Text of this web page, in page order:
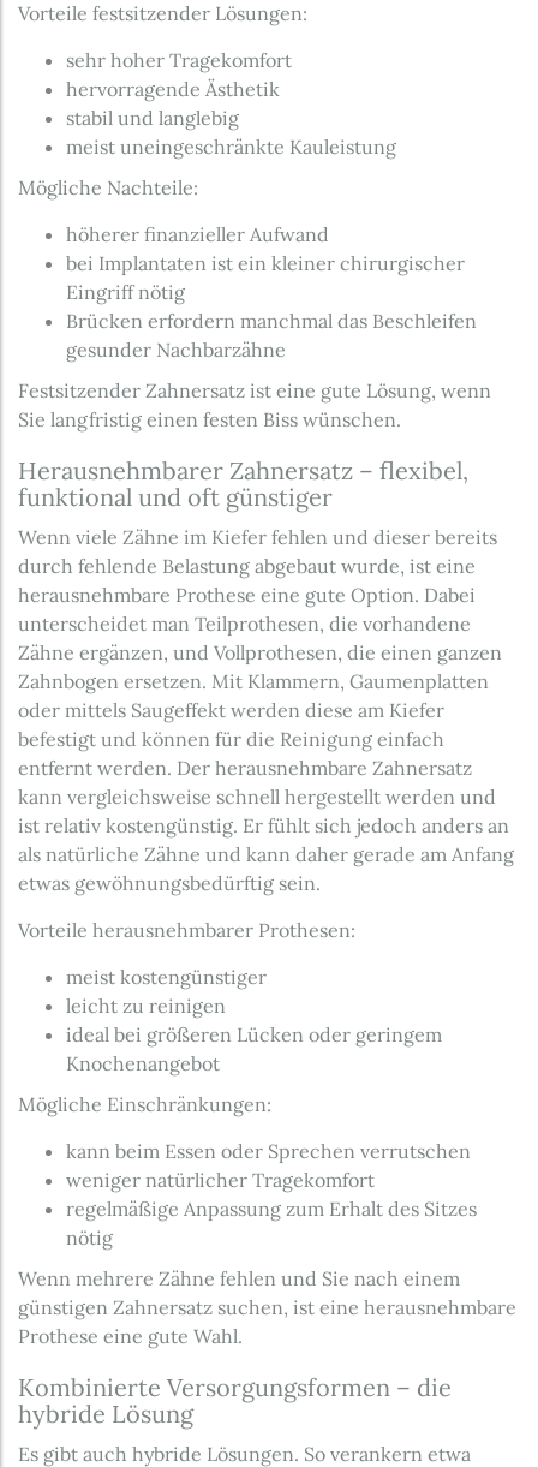
Vorteile festsitzender Lösungen:
sehr hoher Tragekomfort
hervorragende Ästhetik
stabil und langlebig
meist uneingeschränkte Kauleistung
Mögliche Nachteile:
höherer finanzieller Aufwand
bei Implantaten ist ein kleiner chirurgischer
Eingriff nötig
Brücken erfordern manchmal das Beschleifen
gesunder Nachbarzähne
Festsitzender Zahnersatz ist eine gute Lösung, wenn
Sie langfristig einen festen Biss wünschen.
Herausnehmbarer Zahnersatz – flexibel,
funktional und oft günstiger
Wenn viele Zähne im Kiefer fehlen und dieser bereits
durch fehlende Belastung abgebaut wurde, ist eine
herausnehmbare Prothese eine gute Option. Dabei
unterscheidet man Teilprothesen, die vorhandene
Zähne ergänzen, und Vollprothesen, die einen ganzen
Zahnbogen ersetzen. Mit Klammern, Gaumenplatten
oder mittels Saugeffekt werden diese am Kiefer
befestigt und können für die Reinigung einfach
entfernt werden. Der herausnehmbare Zahnersatz
kann vergleichsweise schnell hergestellt werden und
ist relativ kostengünstig. Er fühlt sich jedoch anders an
als natürliche Zähne und kann daher gerade am Anfang
etwas gewöhnungsbedürftig sein.
Vorteile herausnehmbarer Prothesen:
meist kostengünstiger
leicht zu reinigen
ideal bei größeren Lücken oder geringem
Knochenangebot
Mögliche Einschränkungen:
kann beim Essen oder Sprechen verrutschen
weniger natürlicher Tragekomfort
regelmäßige Anpassung zum Erhalt des Sitzes
nötig
Wenn mehrere Zähne fehlen und Sie nach einem
günstigen Zahnersatz suchen, ist eine herausnehmbare
Prothese eine gute Wahl.
Kombinierte Versorgungsformen – die
hybride Lösung
Es gibt auch hybride Lösungen. So verankern etwa